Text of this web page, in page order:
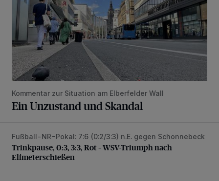
Kommentar zur Situation am Elberfelder Wall
Ein Unzustand und Skandal
Trinkpause, 0:3, 3:3, Rot – WSV-Triumph nach
Fußball-NR-Pokal: 7:6 (0:2/3:3) n.E. gegen Schonnebeck
Trinkpause, 0:3, 3:3, Rot – WSV-Triumph nach
Elfmeterschießen